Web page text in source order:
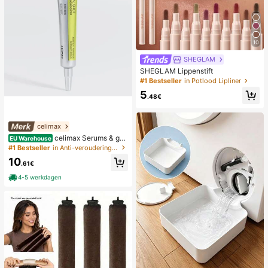
celimax
EU Warehouse celimax Serums & gez
ichtsbehandelingen
#1 Bestseller in Anti-veroudering Serums & Gezichtsbehandelingen
10.61€
4-5 werkdagen
10
SHEGLAM
SHEGLAM Lippenstift
#1 Bestseller in Potlood Lipliner
5.48€